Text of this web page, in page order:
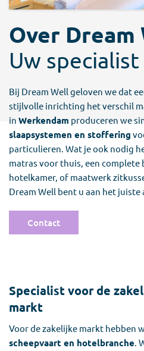
Over Dream
Uw
Bij Dream Well geloven we dat
stijlvolle inrichting het verschil
in Werkendam produceren we
slaapsystemen en stoffering
particulieren. Wat je ook nodig
matras voor thuis, een complete
hotelkamer, of maatwerk
Dream Well bent u aan het juiste
Contact
Specialist voor de
markt
Voor de zakelijke markt hebben
scheepvaart en hotelbranche.